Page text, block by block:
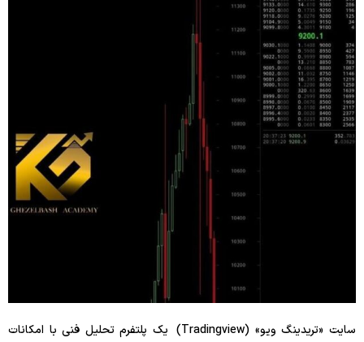
سایت «تریدینگ ویو» (Tradingview) یک پلتفرم تحلیل فنی با امکانات